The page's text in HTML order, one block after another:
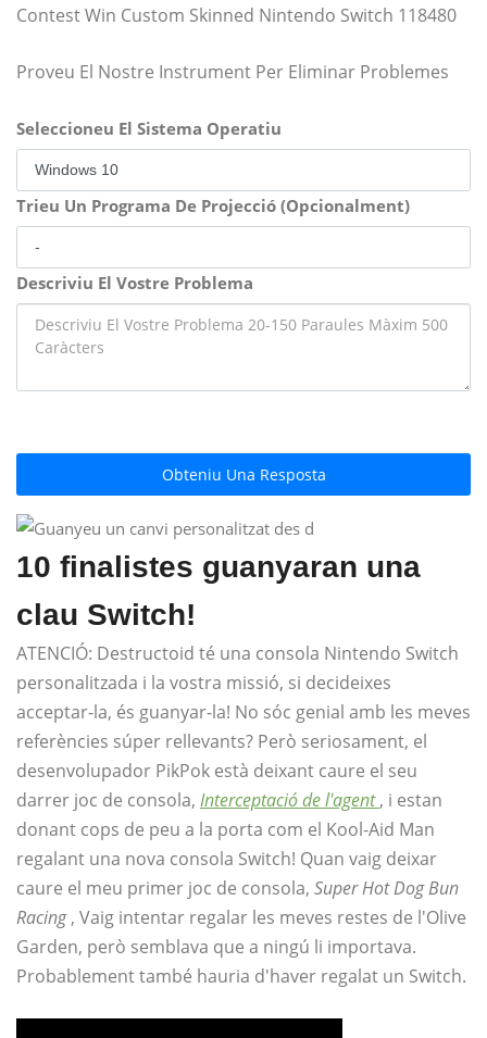
Contest Win Custom Skinned Nintendo Switch 118480
Proveu El Nostre Instrument Per Eliminar Problemes
Seleccioneu El Sistema Operatiu
Trieu Un Programa De Projecció (Opcionalment)
Descriviu El Vostre Problema
Obteniu Una Resposta
10 finalistes guanyaran una
clau Switch!
ATENCIÓ: Destructoid té una consola Nintendo Switch
personalitzada i la vostra missió, si decideixes
acceptar-la, és guanyar-la! No sóc genial amb les meves
referències súper rellevants? Però seriosament, el
desenvolupador PikPok està deixant caure el seu
darrer joc de consola, Interceptació de l'agent , i estan
donant cops de peu a la porta com el Kool-Aid Man
regalant una nova consola Switch! Quan vaig deixar
caure el meu primer joc de consola, Super Hot Dog Bun
Racing, Vaig intentar regalar les meves restes de l'Olive
Garden, però semblava que a ningú li importava.
Probablement també hauria d'haver regalat un Switch.